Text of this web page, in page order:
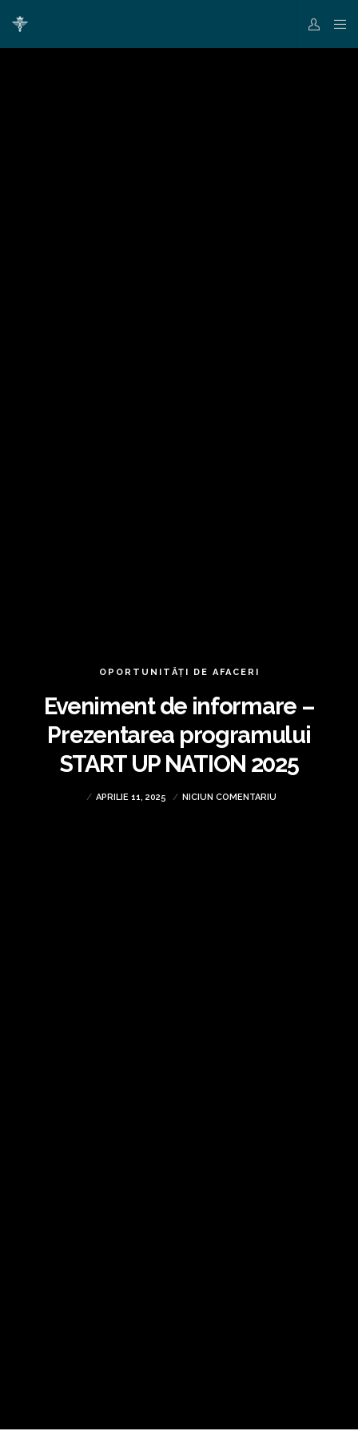
OPORTUNITĂȚI DE AFACERI
Eveniment de informare –
Prezentarea programului
START UP NATION 2025
APRILIE 11, 2025 NICIUN COMENTARIU